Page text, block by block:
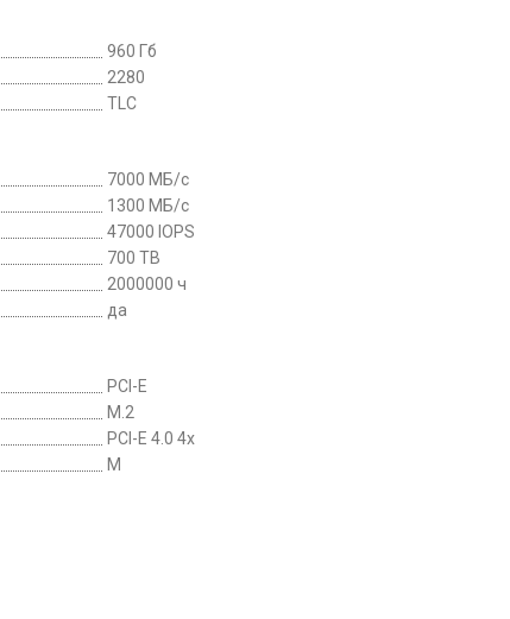
960 Гб
2280
TLC
7000 МБ/с
1300 МБ/с
47000 IOPS
700 TB
2000000 ч
да
PCI-E
M.2
PCI-E 4.0 4x
M